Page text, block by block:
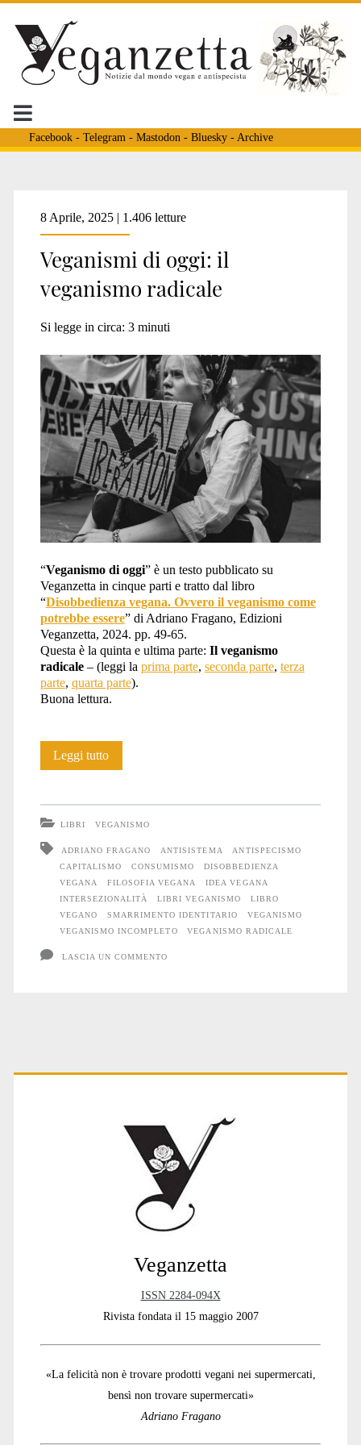
Facebook- Telegram - Mastodon - Bluesky- Archive
Tag:
<span>antisistema</
8 Aprile, 2025 | 1.406 letture
Veganismi di oggi: il
veganismo radicale
Si legge in circa: 3 minuti
“Veganismo di oggi” è un testo pubblicato su
Veganzetta in cinque parti e tratto dal libro
“Disobbedienza vegana. Ovvero il veganismo come
potrebbe essere” di Adriano Fragano, Edizioni
Veganzetta, 2024. pp. 49-65.
Questa è la quinta e ultima parte: Il veganismo
radicale – (leggi la prima parte, seconda parte, terza
parte, quarta parte).
Buona lettura.
Leggi tuttoVeganismi
veganismo
radicale
LIBRI VEGANISMO
ADRIANO FRAGANO ANTISISTEMA
ANTISPECISMO
CAPITALISMO
CONSUMISMO
DISOBBEDIENZA
VEGANA
FILOSOFIA VEGANA
IDEA VEGANA
INTERSEZIONALITÀ
LIBRI VEGANISMO
LIBRO
VEGANO
SMARRIMENTO IDENTITARIO
VEGANISMO
VEGANISMO INCOMPLETO
VEGANISMO RADICALE
LASCIA UN COMMENTO
Primary
Veganzetta
ISSN 2284-094X
Rivista fondata il 15 maggio 2007
«La felicità non è trovare prodotti vegani nei supermercati,
bensì non trovare supermercati»
Adriano Fragano